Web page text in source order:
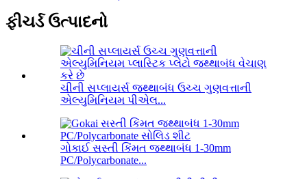
ફીચર્ડ ઉત્પાદનો
ચીની સપ્લાયર્સ જથ્થાબંધ ઉચ્ચ ગુણવત્તાની
એલ્યુમિનિયમ પીએલ...
ગોકાઈ સસ્તી કિંમત જથ્થાબંધ 1-30mm
PC/Polycarbonate...